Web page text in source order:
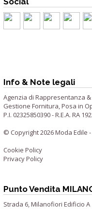
Info & Note legali
Agenzia di Rappresentanza
Gestione Fornitura, Posa in
P.I. 02325850390 - R.E.A. RA
© Copyright 2026 Moda Edile -
Cookie Policy
Privacy Policy
Punto Vendita
Strada 6, Milanofiori Edificio A